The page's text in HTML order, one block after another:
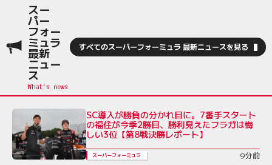
スー
パー
フォー
ミュラ
最新
ニュー
ス
すべてのスーパーフォーミュラ 最新ニュースを見る
SC導入が勝負の分かれ目に。7番手スタート
の福住が今季2勝目、勝利見えたフラガは悔
しい3位【第8戦決勝レポート】
スーパーフォーミュラ 9分前